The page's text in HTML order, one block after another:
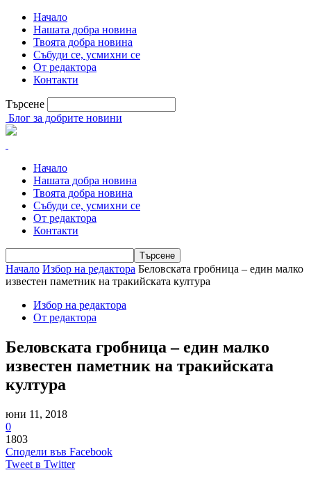
Начало
Нашата добра новина
Твоята добра новина
Събуди се, усмихни се
От редактора
Контакти
Търсене
Блог за добрите новини
Начало
Нашата добра новина
Твоята добра новина
Събуди се, усмихни се
От редактора
Контакти
Начало Избор на редактора Беловската гробница – един малко
известен паметник на тракийската култура
Избор на редактора
От редактора
Беловската гробница – един малко
известен паметник на тракийската
култура
юни 11, 2018
0
1803
Сподели във Facebook
Tweet в Twitter